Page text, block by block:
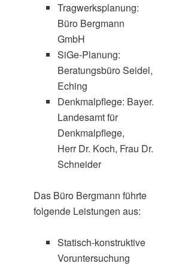
Tragwerksplanung:
Büro Bergmann
GmbH
SiGe-Planung:
Beratungsbüro Seidel,
Eching
Denkmalpflege: Bayer.
Landesamt für
Denkmalpflege,
Herr Dr. Koch, Frau Dr.
Schneider
Das Büro Bergmann führte
folgende Leistungen aus:
Statisch-konstruktive
Voruntersuchung